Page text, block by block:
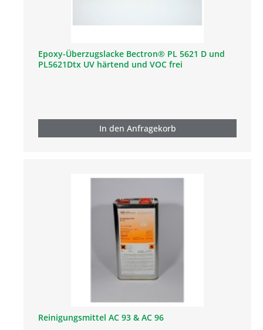
Epoxy-Überzugslacke Bectron® PL 5621 D und
PL5621Dtx UV härtend und VOC frei
In den Anfragekorb
Reinigungsmittel AC 93 & AC 96